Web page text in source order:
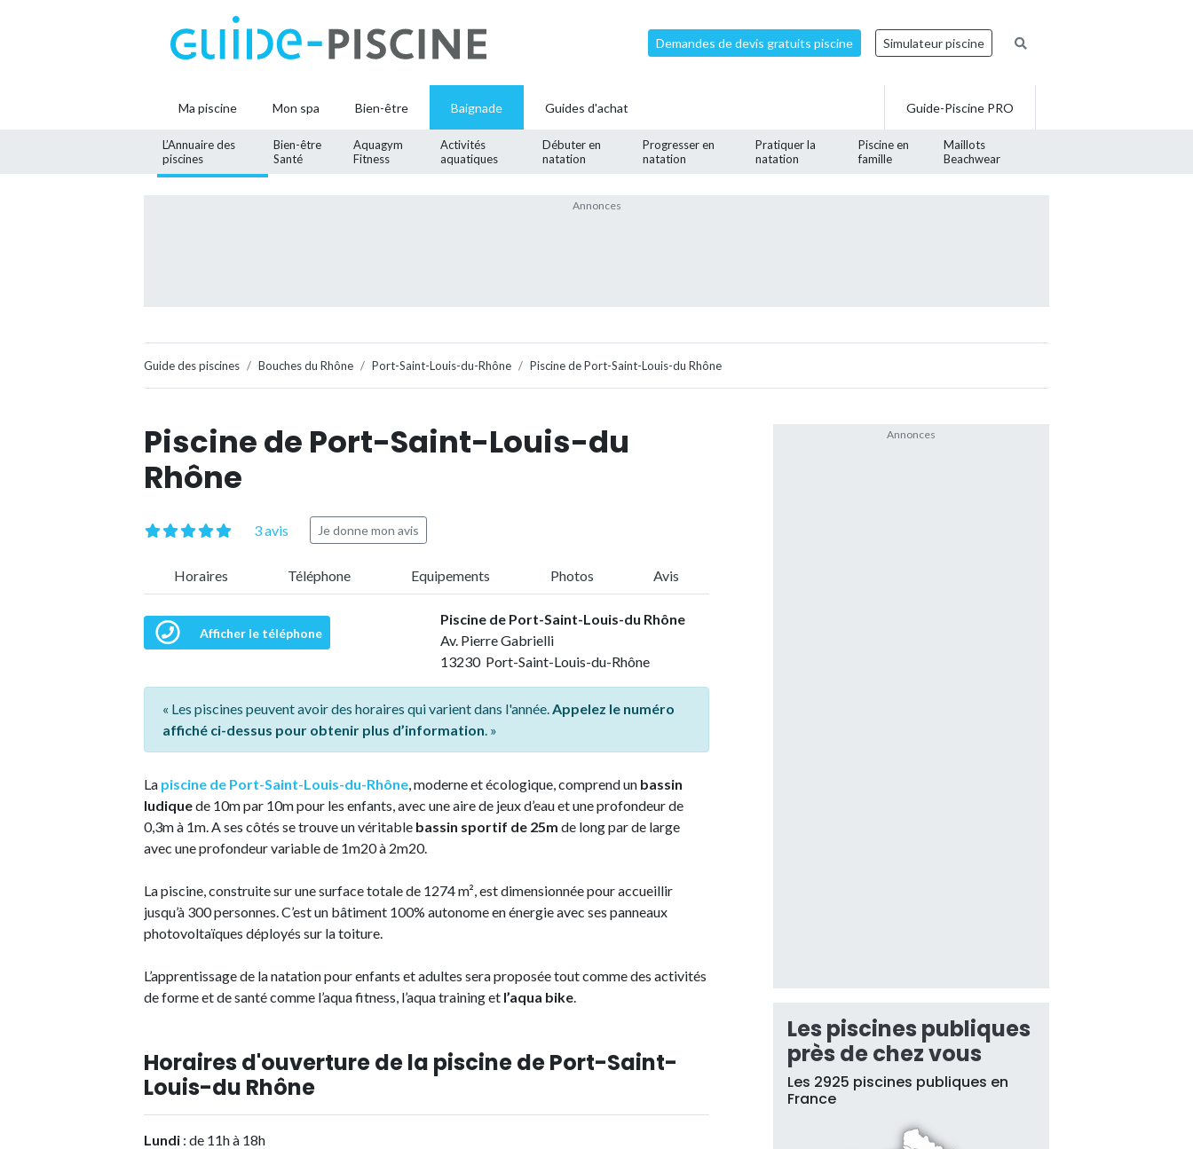
Demandes de devis gratuits piscine Simulateur piscine
Ma piscine Mon spa Bien-être Baignade
L’Annuaire des
piscines
Bien-être
Santé
Aquagym
Fitness
Activités
aquatiques
Débuter en
natation
Progresser en
natation
Pratiquer la
natation
Piscine en
famille
Maillots
Beachwear
Guides d'achat Guide-Piscine PRO
Guide des piscines Bouches du Rhône Port-Saint-Louis-du-Rhône Piscine de Port-Saint-Louis-du Rhône
Piscine de Port-Saint-Louis-du
Rhône
3 avis Je donne mon avis
Horaires Téléphone Equipements Photos Avis
Afficher le téléphone
Piscine de Port-Saint-Louis-du Rhône
Av. Pierre Gabrielli
13230 Port-Saint-Louis-du-Rhône
« Les piscines peuvent avoir des horaires qui varient dans l'année.Appelez le numéro
affiché ci-dessus pour obtenir plus d’information. »
La piscine de Port-Saint-Louis-du-Rhône, moderne et écologique, comprend un bassin
ludiquede 10m par 10m pour les enfants, avec une aire de jeux d’eau et une profondeur de
0,3m à 1m. A ses côtés se trouve un véritable bassin sportif de 25m de long par de large
avec une profondeur variable de 1m20 à 2m20.
La piscine, construite sur une surface totale de 1274 m², est dimensionnée pour accueillir
jusqu’à 300 personnes. C’est un bâtiment 100% autonome en énergie avec ses panneaux
photovoltaïques déployés sur la toiture.
L’apprentissage de la natation pour enfants et adultes sera proposée tout comme des activités
de forme et de santé comme l’aqua fitness, l’aqua training et l’aqua bike.
Horaires d'ouverture de la piscine de Port-Saint-
Louis-du Rhône
Lundi : de 11h à 18h
Les piscines publiques
près de chez vous
Les 2925 piscines publiques en
France